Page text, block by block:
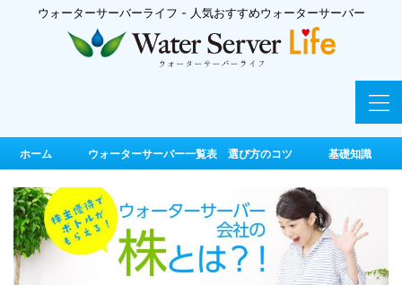
ウォーターサーバーライフ - 人気おすすめウォーターサーバー
ホーム ウォーターサーバー一覧表 選び方のコツ 基礎知識